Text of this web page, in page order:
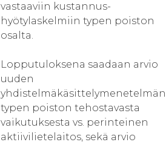
vastaaviin kustannus-
hyötylaskelmiin typen poiston
osalta.
Lopputuloksena saadaan arvio
uuden
yhdistelmäkäsittelymenetelmän
typen poiston tehostavasta
vaikutuksesta vs. perinteinen
aktiivilietelaitos, sekä arvio